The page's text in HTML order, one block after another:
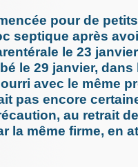
pour de
septique après
le 23
le 29 janvier, dans
avec le même
pas encore
au retrait
la même firme, en